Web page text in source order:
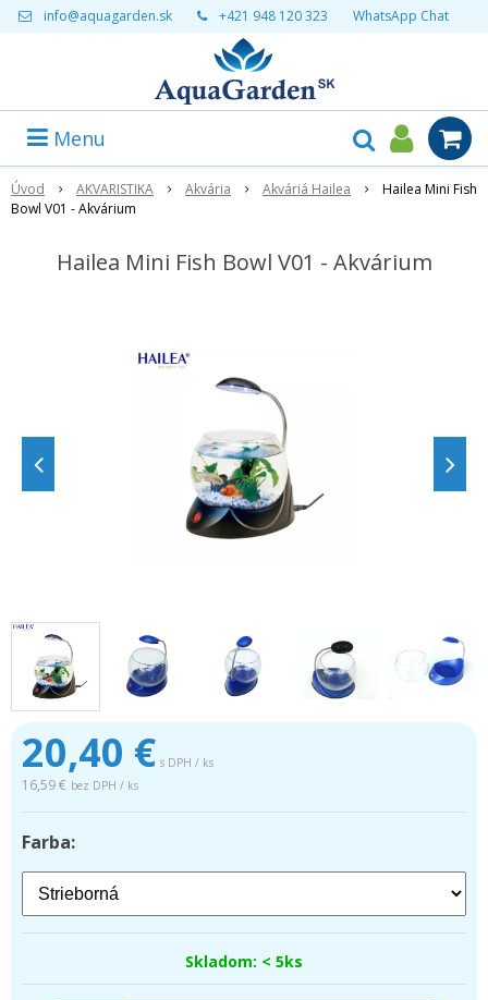
info@aquagarden.sk +421 948 120 323 WhatsApp Chat
Menu
Úvod AKVARISTIKA Akvária Akváriá Hailea
Hailea Mini Fish
Bowl V01 - Akvárium
Hailea Mini Fish Bowl V01 - Akvárium
20,40 € s DPH / ks
16,59 € bez DPH / ks
Farba:
Skladom: < 5ks